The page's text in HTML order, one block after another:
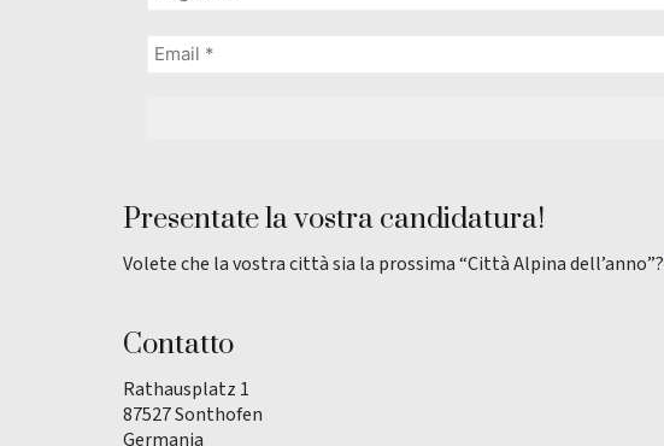
Presentate la vostra candidatura!
Volete che la vostra città sia la prossima “Città Alpina dell’anno”?
Contatto
Rathausplatz 1
87527 Sonthofen
Germania